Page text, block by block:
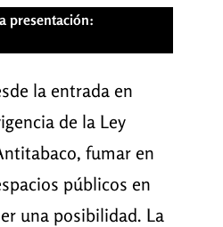
presentación:
la entrada en
de la Ley
fumar en
públicos en
una posibilidad. La